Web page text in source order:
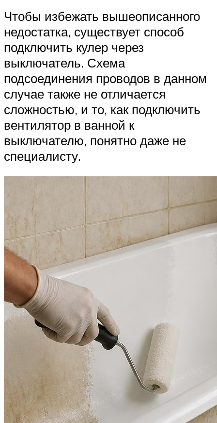
Чтобы избежать вышеописанного
недостатка, существует способ
подключить кулер через
выключатель. Схема
подсоединения проводов в данном
случае также не отличается
сложностью, и то, как подключить
вентилятор в ванной к
выключателю, понятно даже не
специалисту.